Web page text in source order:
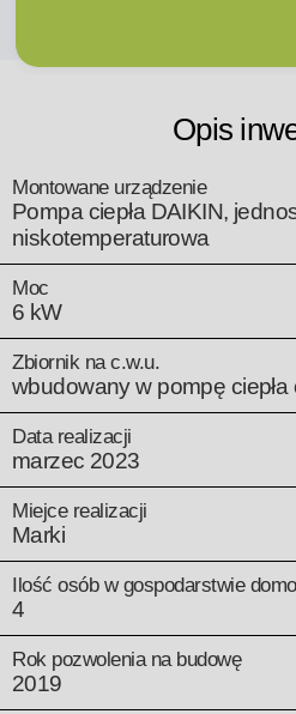
Opis
Montowane urządzenie
Pompa ciepła DAIKIN,
niskotemperaturowa
Moc
6 kW
Zbiornik na c.w.u.
wbudowany w pompę
Data realizacji
marzec 2023
Miejce realizacji
Marki
Ilość osób w gospodarstwie
4
Rok pozwolenia na budowę
2019